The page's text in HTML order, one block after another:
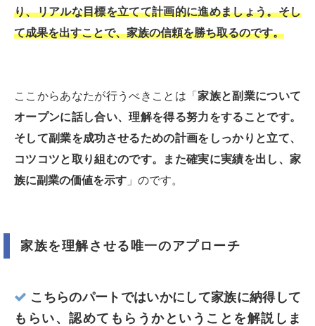
り、リアルな目標を立てて計画的に進めましょう。そし
て成果を出すことで、家族の信頼を勝ち取るのです。
ここからあなたが行うべきことは「家族と副業について
オープンに話し合い、理解を得る努力をすることです。
そして副業を成功させるための計画をしっかりと立て、
コツコツと取り組むのです。また確実に実績を出し、家
族に副業の価値を示す 」のです。
家族を理解させる唯一のアプローチ
こちらのパートではいかにして家族に納得して
もらい、認めてもらうかということを解説しま